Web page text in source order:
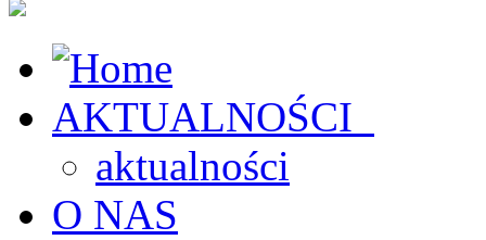
AKTUALNOŚCI
aktualności
O NAS